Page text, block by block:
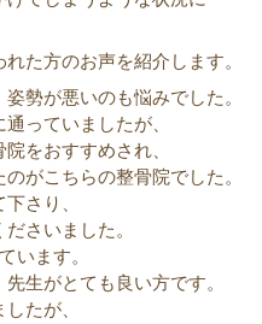
た方のお声を紹介します。
勢が悪いのも悩みでした。
っていましたが、
をおすすめされ、
がこちらの整骨院でした。
さり、
さいました。
います。
生がとても良い方です。
たが、